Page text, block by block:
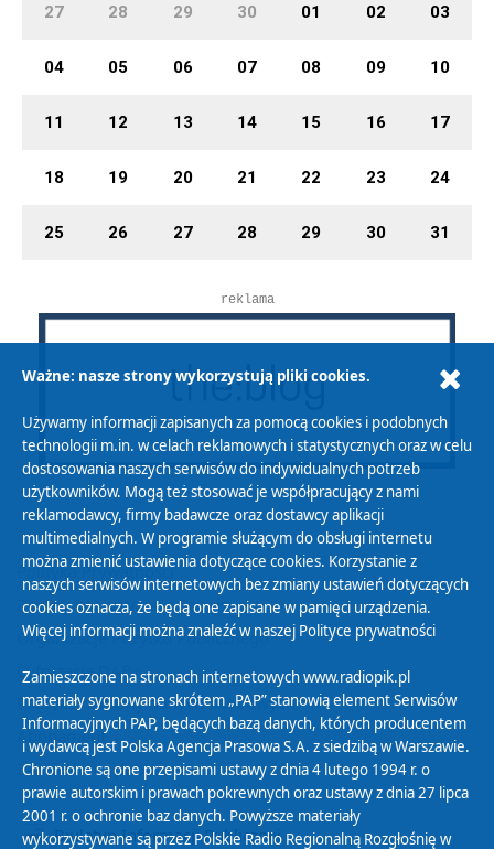
27 28 29 30 01 02 03
04 05 06 07 08 09 10
11 12 13 14 15 16 17
18 19 20 21 22 23 24
25 26 27 28 29 30 31
reklama
Polityka Prywatności
Zasady korzystania z Serwisu
Organizacje Pożytku Publicznego
Cyfryzacja DAB+
Polityka ochrony danych osobowych
Abonament
Zamówienia publiczne
Biuletyn Informacji Publicznej
Ważne: nasze strony wykorzystują pliki cookies.
Używamy informacji zapisanych za pomocą cookies i podobnych
technologii m.in. w celach reklamowych i statystycznych oraz w celu
dostosowania naszych serwisów do indywidualnych potrzeb
użytkowników. Mogą też stosować je współpracujący z nami
reklamodawcy, firmy badawcze oraz dostawcy aplikacji
multimedialnych. W programie służącym do obsługi internetu
można zmienić ustawienia dotyczące cookies. Korzystanie z
naszych serwisów internetowych bez zmiany ustawień dotyczących
cookies oznacza, że będą one zapisane w pamięci urządzenia.
Więcej informacji można znaleźć w naszej Polityce prywatności
Zamieszczone na stronach internetowych www.radiopik.pl
materiały sygnowane skrótem „PAP” stanowią element Serwisów
Informacyjnych PAP, będących bazą danych, których producentem
i wydawcą jest Polska Agencja Prasowa S.A. z siedzibą w Warszawie.
Chronione są one przepisami ustawy z dnia 4 lutego 1994 r. o
prawie autorskim i prawach pokrewnych oraz ustawy z dnia 27 lipca
2001 r. o ochronie baz danych. Powyższe materiały
wykorzystywane są przez Polskie Radio Regionalną Rozgłośnię w